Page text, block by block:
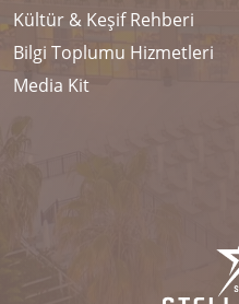
Kültür & Keşif Rehberi
Bilgi Toplumu Hizmetleri
Media Kit